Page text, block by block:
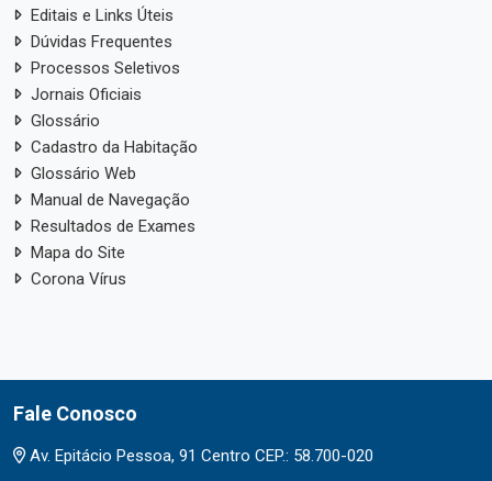
Editais e Links Úteis
Dúvidas Frequentes
Processos Seletivos
Jornais Oficiais
Glossário
Cadastro da Habitação
Glossário Web
Manual de Navegação
Resultados de Exames
Mapa do Site
Corona Vírus
Fale Conosco
Av. Epitácio Pessoa, 91 Centro CEP.: 58.700-020